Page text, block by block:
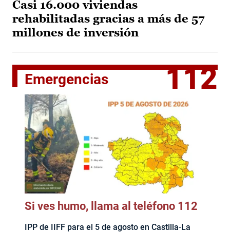
Casi 16.000 viviendas
rehabilitadas gracias a más de 57
millones de inversión
Emergencias 112
Si ves humo, llama al teléfono 112
IPP de IIFF para el 5 de agosto en Castilla-La